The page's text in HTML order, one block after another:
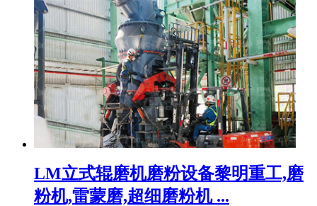
LM立式辊磨机磨粉设备黎明重工,磨
粉机,雷蒙磨,超细磨粉机 ...